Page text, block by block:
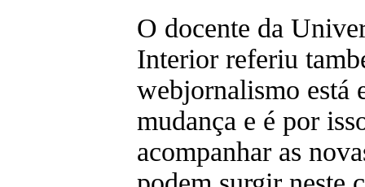
O docente da
Interior referiu
webjornalismo está
mudança e é por
acompanhar as